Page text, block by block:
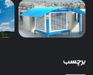
برچسب